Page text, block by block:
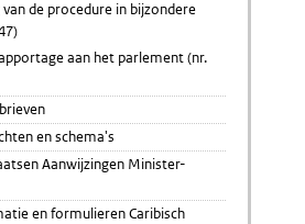
van de procedure in bijzondere
aan het parlement (nr.
en schema's
Aanwijzingen Minister-
en formulieren Caribisch